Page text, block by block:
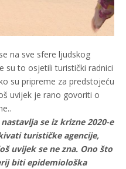
na sve sfere ljudskog
su to osjetili turistički radnici
su pripreme za predstojeću
uvijek je rano govoriti o
se iz krizne 2020-e
turističke agencije,
uvijek se ne zna. Ono što
biti epidemiološka